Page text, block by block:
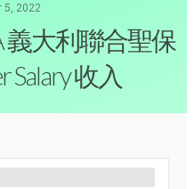
5, 2022
義大利聯合聖保
Salary 收入